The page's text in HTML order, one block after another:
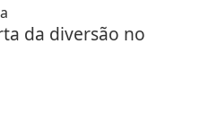
da diversão no